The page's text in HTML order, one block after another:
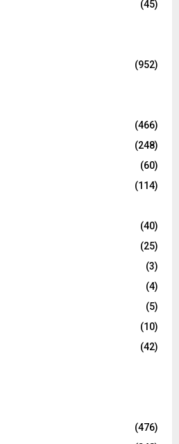
(45)
(952)
(466)
(248)
(60)
(114)
(40)
(25)
(3)
(4)
(5)
(10)
(42)
(476)